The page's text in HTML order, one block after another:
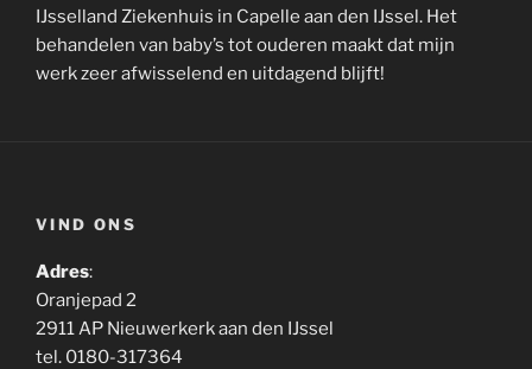
IJsselland Ziekenhuis in Capelle aan den IJssel. Het
behandelen van baby’s tot ouderen maakt dat mijn
werk zeer afwisselend en uitdagend blijft!
VIND ONS
Adres:
Oranjepad 2
2911 AP Nieuwerkerk aan den IJssel
tel. 0180-317364